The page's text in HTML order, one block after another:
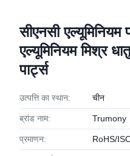
सीएनसी एल्यूमिनियम
एल्यूमिनियम मिश्र
पार्ट्स
उत्पत्ति का स्थान: चीन
ब्रांड नाम: Trumony
प्रमाणन: RoHS/